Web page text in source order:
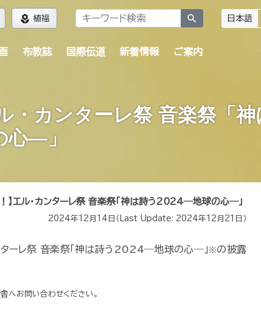
local_florist 植福 search 日本語
布教誌 国際伝道 新着情報 ご案内
・カンターレ祭 音楽祭「神
心―」
】エル・カンターレ祭 音楽祭「神は詩う2024―地球の心―」
2024年12月14日 （Last Update: 2024年12月21日 ）
ーレ祭 音楽祭「神は詩う2024―地球の心―」 ※の披露
へお問い合わせください。